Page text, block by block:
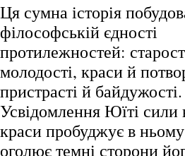
Ця сумна історія
філософській єдності
протилежностей:
молодості, краси й
пристрасті й байдужості.
Усвідомлення Юїті сили
краси пробуджує в ньому
оголює темні сторони